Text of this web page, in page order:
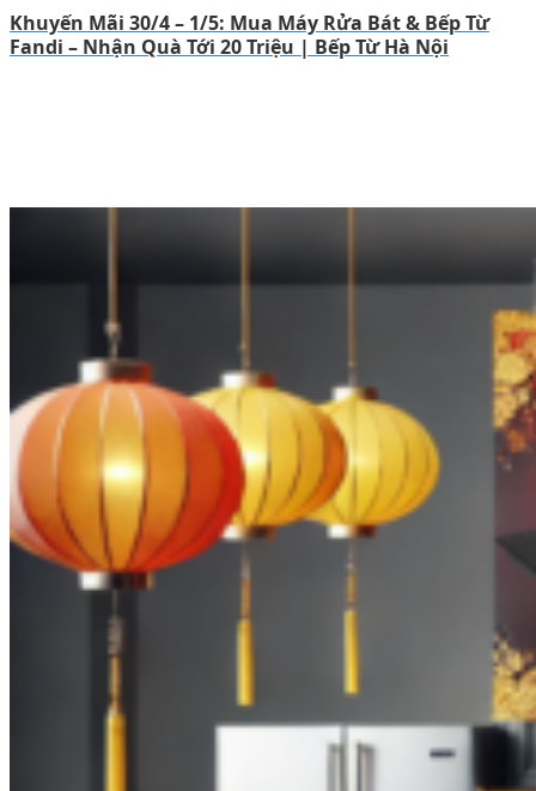
Khuyến Mãi 30/4 – 1/5: Mua Máy Rửa Bát & Bếp Từ
Fandi – Nhận Quà Tới 20 Triệu | Bếp Từ Hà Nội